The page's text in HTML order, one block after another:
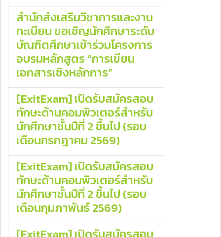
สำนักส่งเสริมวิชาการและงาน
ทะเบียน ขอเชิญนักศึกษาระดับ
บัณฑิตศึกษาเข้าร่วมโครงการ
อบรมหลักสูตร “การเขียน
เอกสารเชิงหลักการ”
[ExitExam] เปิดรับสมัครสอบ
ทักษะด้านคอมพิวเตอร์สำหรับ
นักศึกษาชั้นปีที่ 2 ขึ้นไป (รอบ
เดือนกรกฎาคม 2569)
[ExitExam] เปิดรับสมัครสอบ
ทักษะด้านคอมพิวเตอร์สำหรับ
นักศึกษาชั้นปีที่ 2 ขึ้นไป (รอบ
เดือนกุมภาพันธ์ 2569)